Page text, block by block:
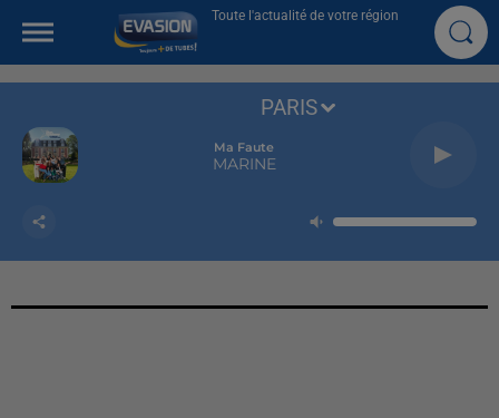
Toute l'actualité de votre région
Ma Faute
MARINE
PARIS